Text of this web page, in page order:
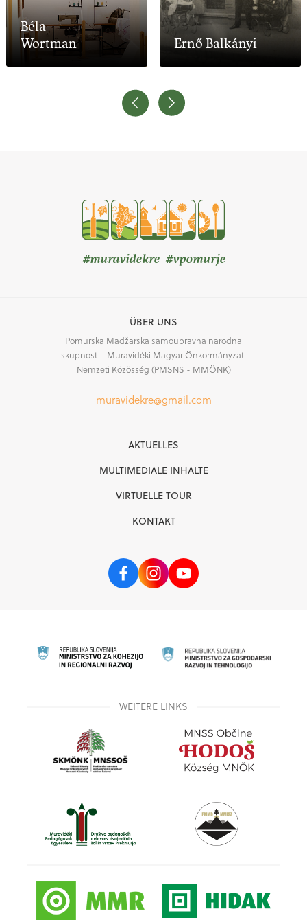
Béla
Wortman
Ernő Balkányi
#muravidekre #vpomurje
ÜBER UNS
Pomurska Madžarska samoupravna narodna
skupnost – Muravidéki Magyar Önkormányzati
Nemzeti Közösség (PMSNS - MMÖNK)
muravidekre@gmail.com
AKTUELLES
MULTIMEDIALE INHALTE
VIRTUELLE TOUR
KONTAKT
WEITERE LINKS